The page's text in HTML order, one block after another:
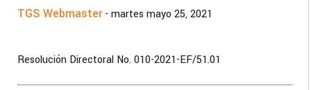
TGS Webmaster- martes mayo 25, 2021
Resolución Directoral No. 010-2021-EF/51.01